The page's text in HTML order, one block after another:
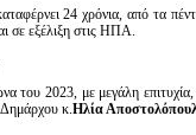
24 χρόνια, από τα πέντε
σε εξέλιξη στις ΗΠΑ.
του 2023, με μεγάλη
κ.Ηλία